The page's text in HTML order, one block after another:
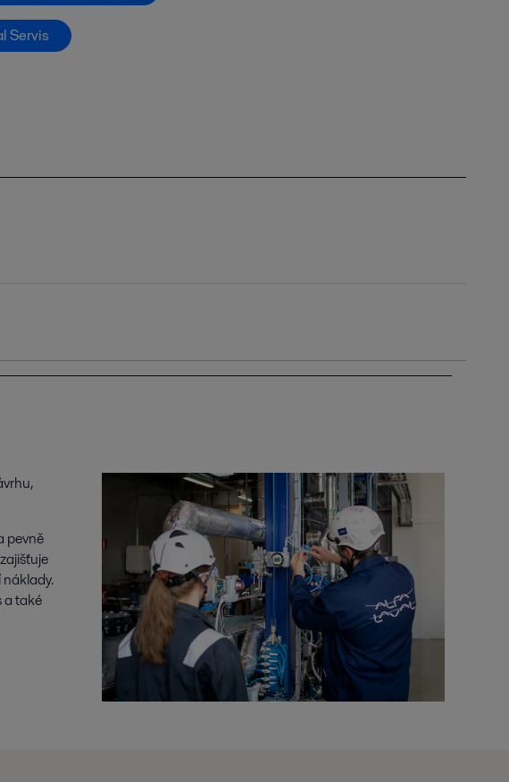
Servis
pevně
a také